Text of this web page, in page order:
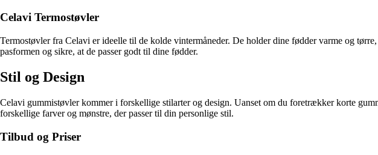
Celavi Termostøvler
Termostøvler fra Celavi er ideelle til de kolde vintermåneder. De holder dine fødder varme og
pasformen og sikre, at de passer godt til dine fødder.
Stil og Design
Celavi gummistøvler kommer i forskellige stilarter og design. Uanset om du foretrækker korte
forskellige farver og mønstre, der passer til din personlige stil.
Tilbud og Priser